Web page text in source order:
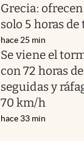
Grecia:
solo 5 horas
hace 25 min
Se viene el
con 72 horas
seguidas y
70 km/h
hace 33 min